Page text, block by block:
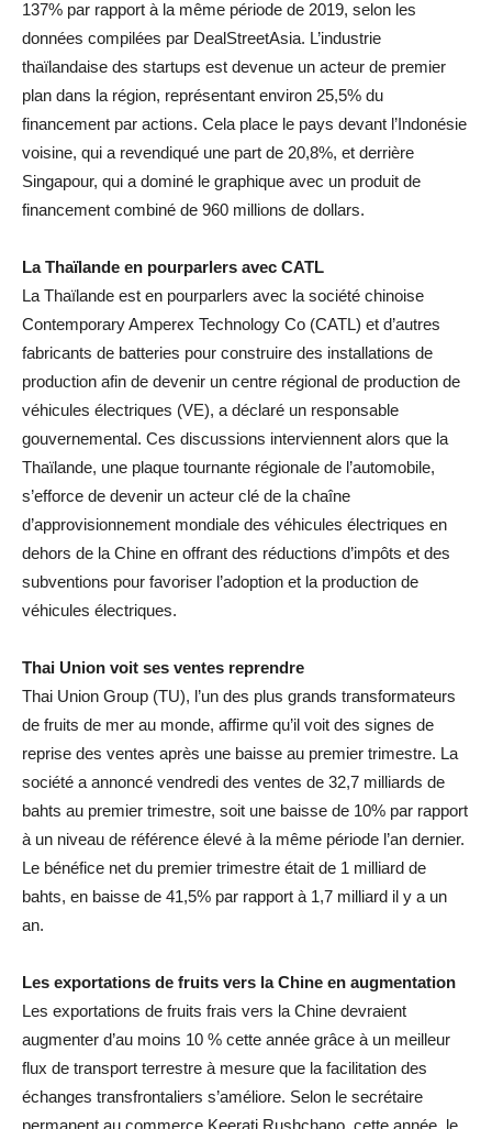
137% par rapport à la même période de 2019, selon les
données compilées par DealStreetAsia. L’industrie
thaïlandaise des startups est devenue un acteur de premier
plan dans la région, représentant environ 25,5% du
financement par actions. Cela place le pays devant l’Indonésie
voisine, qui a revendiqué une part de 20,8%, et derrière
Singapour, qui a dominé le graphique avec un produit de
financement combiné de 960 millions de dollars.
La Thaïlande en pourparlers avec CATL
La Thaïlande est en pourparlers avec la société chinoise
Contemporary Amperex Technology Co (CATL) et d’autres
fabricants de batteries pour construire des installations de
production afin de devenir un centre régional de production de
véhicules électriques (VE), a déclaré un responsable
gouvernemental. Ces discussions interviennent alors que la
Thaïlande, une plaque tournante régionale de l’automobile,
s’efforce de devenir un acteur clé de la chaîne
d’approvisionnement mondiale des véhicules électriques en
dehors de la Chine en offrant des réductions d’impôts et des
subventions pour favoriser l’adoption et la production de
véhicules électriques.
Thai Union voit ses ventes reprendre
Thai Union Group (TU), l’un des plus grands transformateurs
de fruits de mer au monde, affirme qu’il voit des signes de
reprise des ventes après une baisse au premier trimestre. La
société a annoncé vendredi des ventes de 32,7 milliards de
bahts au premier trimestre, soit une baisse de 10% par rapport
à un niveau de référence élevé à la même période l’an dernier.
Le bénéfice net du premier trimestre était de 1 milliard de
bahts, en baisse de 41,5% par rapport à 1,7 milliard il y a un
an.
Les exportations de fruits vers la Chine en augmentation
Les exportations de fruits frais vers la Chine devraient
augmenter d’au moins 10 % cette année grâce à un meilleur
flux de transport terrestre à mesure que la facilitation des
échanges transfrontaliers s’améliore. Selon le secrétaire
permanent au commerce Keerati Rushchano, cette année, le